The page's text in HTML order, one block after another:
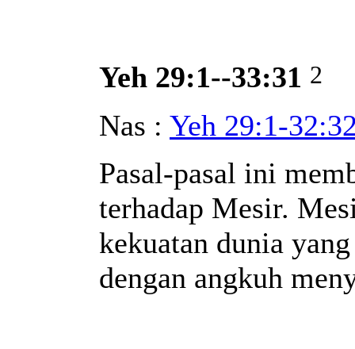
Yeh 29:1--33:31 2
Nas : Yeh 29:1-
Pasal-pasal ini
terhadap Mesir.
kekuatan dunia
dengan angkuh